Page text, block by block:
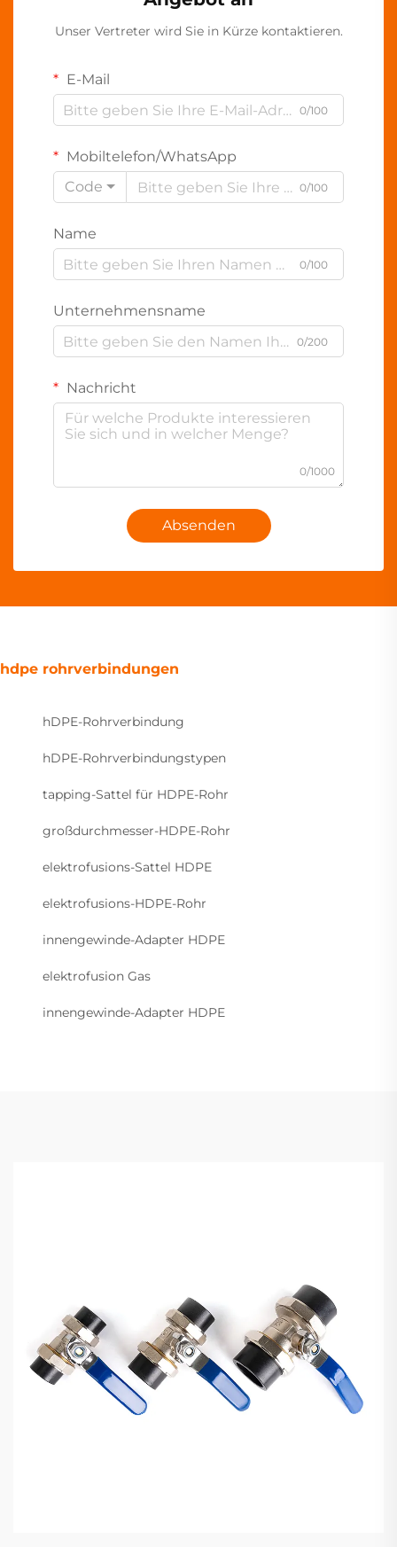
Unser Vertreter wird Sie in Kürze kontaktieren.
E-Mail
0/100
Mobiltelefon/WhatsApp
Code
0/100
Name
0/100
Unternehmensname
0/200
Nachricht
0/1000
Absenden
hdpe rohrverbindungen
hDPE-Rohrverbindung
hDPE-Rohrverbindungstypen
tapping-Sattel für HDPE-Rohr
großdurchmesser-HDPE-Rohr
elektrofusions-Sattel HDPE
elektrofusions-HDPE-Rohr
innengewinde-Adapter HDPE
elektrofusion Gas
innengewinde-Adapter HDPE